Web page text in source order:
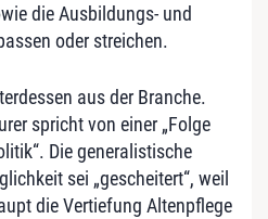
die Ausbildungs- und
oder streichen.
aus der Branche.
spricht von einer „Folge
Die generalistische
sei „gescheitert“, weil
die Vertiefung Altenpflege